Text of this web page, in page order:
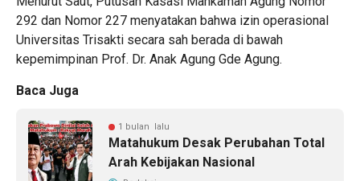
292 dan Nomor 227 menyatakan bahwa izin operasional
Universitas Trisakti secara sah berada di bawah
kepemimpinan Prof. Dr. Anak Agung Gde Agung.
Baca Juga
1 bulan lalu
Matahukum Desak Perubahan Total
Arah Kebijakan Nasional